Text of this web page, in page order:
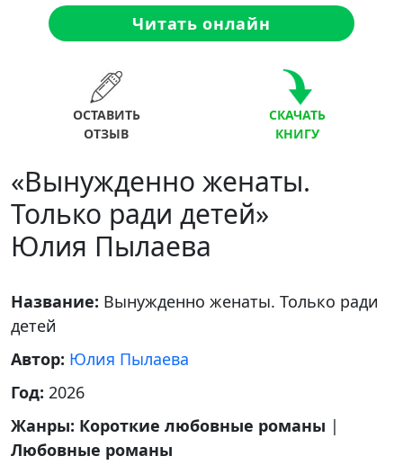
Читать онлайн
ОСТАВИТЬ
ОТЗЫВ
СКАЧАТЬ
КНИГУ
«Вынужденно женаты.
Только ради детей»
Юлия Пылаева
Название: Вынужденно женаты. Только ради
детей
Автор: Юлия Пылаева
Год: 2026
Жанры: Короткие любовные романы |
Любовные романы